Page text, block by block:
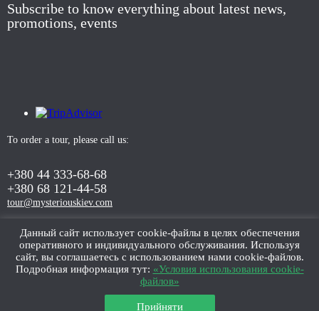
Subscribe to know everything about latest news,
promotions, events
To order a tour, please call us:
+380 44 333-68-68
+380 68 121-44-58
tour@mysteriouskiev.com
Данный сайт использует cookie-файлы в целях обеспечения
оперативного и индивидуального обслуживания. Используя
сайт, вы соглашаетесь с использованием нами cookie-файлов.
Подробная информация тут: «Условия использования cookie-
файлов»
Прийняти